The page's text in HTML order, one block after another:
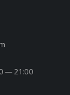
— 21:00